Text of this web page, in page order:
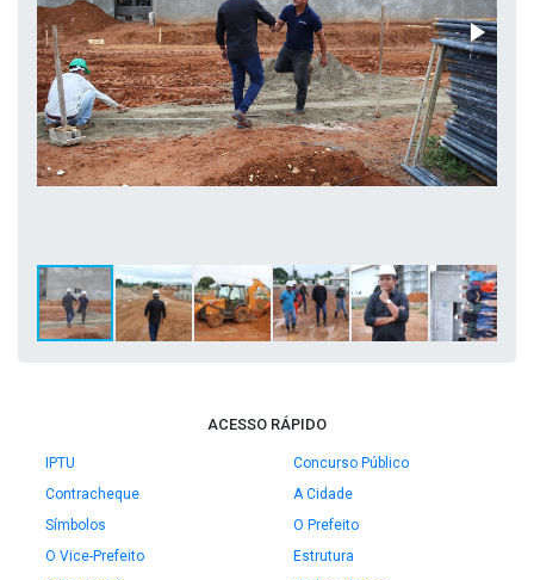
ACESSO RÁPIDO
IPTU
Concurso Público
Contracheque
A Cidade
Símbolos
O Prefeito
O Vice-Prefeito
Estrutura